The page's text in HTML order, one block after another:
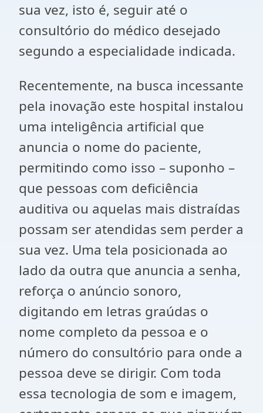
sua vez, isto é, seguir até o
consultório do médico desejado
segundo a especialidade indicada.
Recentemente, na busca incessante
pela inovação este hospital instalou
uma inteligência artificial que
anuncia o nome do paciente,
permitindo como isso – suponho –
que pessoas com deficiência
auditiva ou aquelas mais distraídas
possam ser atendidas sem perder a
sua vez. Uma tela posicionada ao
lado da outra que anuncia a senha,
reforça o anúncio sonoro,
digitando em letras graúdas o
nome completo da pessoa e o
número do consultório para onde a
pessoa deve se dirigir. Com toda
essa tecnologia de som e imagem,